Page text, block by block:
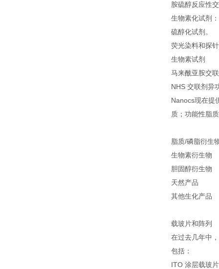
胺硫醇反应性
生物素化试剂：
硫醇化试剂。
荧光染料和探针
生物素试剂
马来酰亚胺交
NHS 交联剂异
Nanocs现在提
质； 功能性脂
脂质/磷脂衍生
生物素衍生物
胆固醇衍生物
天然产品
其他生化产品
载玻片和阵列
在过去几年中
包括：
ITO 涂层载玻